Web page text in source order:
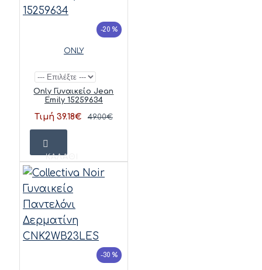
-20 %
ONLY
Only Γυναικείο Jean
Emily 15259634
Τιμή 39.18€ 49.00€
ΚΑΛΆΘΙ
-30 %